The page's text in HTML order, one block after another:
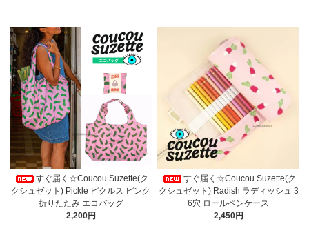
すぐ届く☆Coucou Suzette(ク
クシュゼット) Pickle ピクルス ピンク
折りたたみ エコバッグ
2,200円
すぐ届く☆Coucou Suzette(ク
クシュゼット) Radish ラディッシュ 3
6穴 ロールペンケース
2,450円